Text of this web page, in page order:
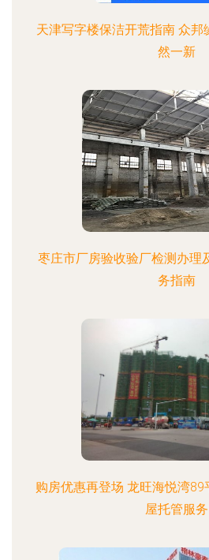
天津写字楼保洁开荒指南 众邦
然一新
枣庄市厂房验收验厂检测办理
务指南
购房优惠再登场 龙旺海悦湾
屋托管服务